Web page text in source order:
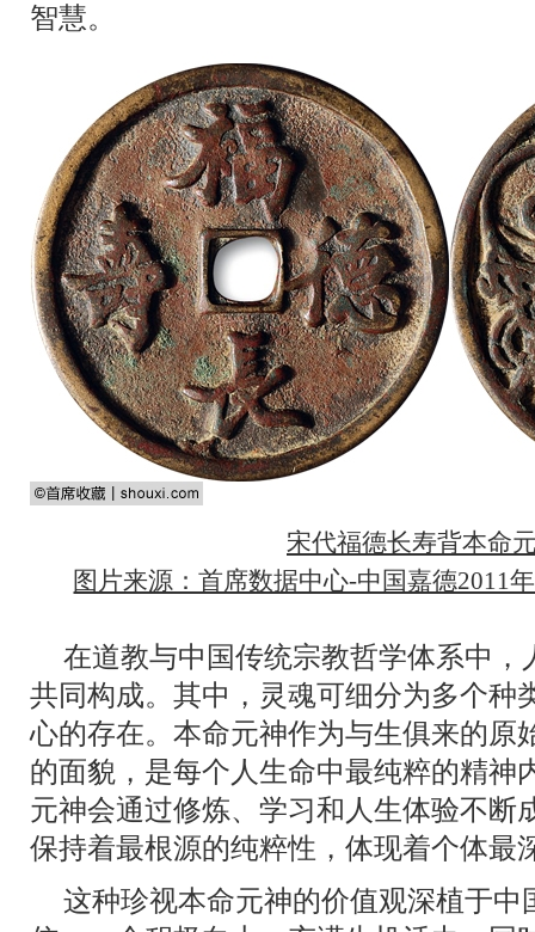
智慧。
宋代福德长寿背本命
图片来源：首席数据中心-中国嘉德2011
在道教与中国传统宗教哲学体系中
共同构成。其中，灵魂可细分为多个种
心的存在。本命元神作为与生俱来的原
的面貌，是每个人生命中最纯粹的精神
元神会通过修炼、学习和人生体验不断
保持着最根源的纯粹性，体现着个体最
这种珍视本命元神的价值观深植于中